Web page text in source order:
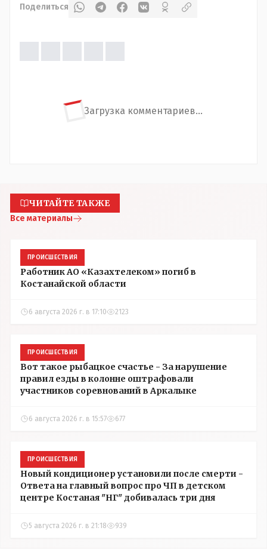
Поделиться
Загрузка комментариев...
ЧИТАЙТЕ ТАКЖЕ
Все материалы
ПРОИСШЕСТВИЯ
Работник АО «Казахтелеком» погиб в
Костанайской области
6 августа 2026 г. в 17:10 2123
ПРОИСШЕСТВИЯ
Вот такое рыбацкое счастье - За нарушение
правил езды в колонне оштрафовали
участников соревнований в Аркалыке
6 августа 2026 г. в 15:57 677
ПРОИСШЕСТВИЯ
Новый кондиционер установили после смерти -
Ответа на главный вопрос про ЧП в детском
центре Костаная "НГ" добивалась три дня
5 августа 2026 г. в 21:18 939